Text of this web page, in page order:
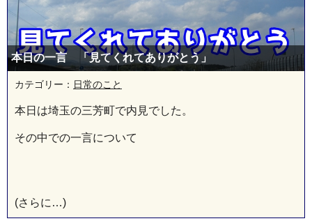
本日の一言 「見てくれてありがとう」
カテゴリー： 日常のこと
本日は埼玉の三芳町で内見でした。
その中での一言について
(さらに…)